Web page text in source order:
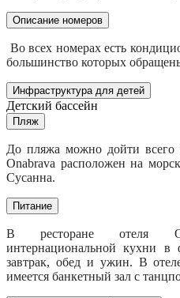
Описание номеров
Во всех номерах есть
большинство которых
Инфраструктура для детей
Детский бассейн
Пляж
До пляжа можно дойти
Onabrava расположен на
Сусанна.
Питание
В ресторане отеля
интернациональной кухни в
завтрак, обед и ужин. В
имеется банкетный зал с